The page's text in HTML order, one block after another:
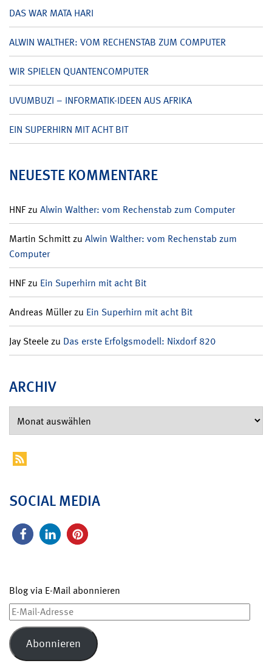
DAS WAR MATA HARI
ALWIN WALTHER: VOM RECHENSTAB ZUM COMPUTER
WIR SPIELEN QUANTENCOMPUTER
UVUMBUZI – INFORMATIK-IDEEN AUS AFRIKA
EIN SUPERHIRN MIT ACHT BIT
NEUESTE KOMMENTARE
HNFzu Alwin Walther: vom Rechenstab zum Computer
Martin Schmittzu Alwin Walther: vom Rechenstab zum
Computer
HNFzu Ein Superhirn mit acht Bit
Andreas Müllerzu Ein Superhirn mit acht Bit
Jay Steelezu Das erste Erfolgsmodell: Nixdorf 820
ARCHIV
SOCIAL MEDIA
Blog via E-Mail abonnieren
E-
Mail-
Adresse
Abonnieren